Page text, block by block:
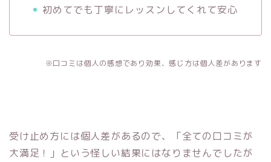
初めてでも丁寧にレッスンしてくれて安心
※口コミは個人の感想であり効果、感じ方は個人差があります
受け止め方には個人差があるので、「全ての口コミが
大満足！」という怪しい結果にはなりませんでしたが